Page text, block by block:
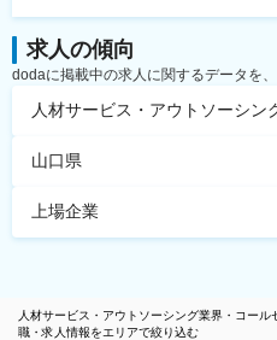
求人の傾向
dodaに掲載中の求人に関するデータを
人材サービス・アウトソーシン
山口県
上場企業
人材サービス・アウトソーシング業界・コー
職・求人情報をエリアで絞り込む